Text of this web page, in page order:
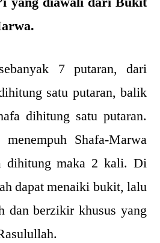
7 putaran, dari
satu putaran, balik
dihitung satu putaran.
Shafa-Marwa
dihitung maka 2 kali. Di
dapat menaiki bukit, lalu
dan berzikir khusus yang